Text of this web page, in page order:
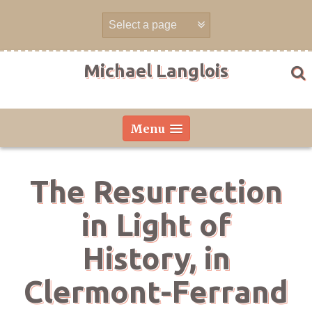
Michael Langlois
Menu
The Resurrection
in Light of
History, in
Clermont-Ferrand